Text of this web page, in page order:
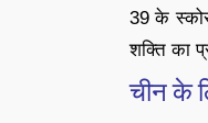
39 के
शक्ति का
चीन के